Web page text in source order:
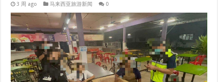
3 周 ago 马来西亚旅游新闻 0